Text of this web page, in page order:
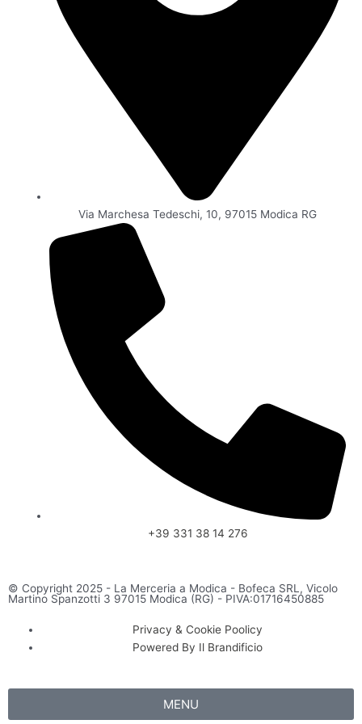
Via Marchesa Tedeschi, 10, 97015 Modica RG
+39 331 38 14 276
© Copyright 2025 - La Merceria a Modica - Bofeca SRL, Vicolo
Martino Spanzotti 3 97015 Modica (RG) - PIVA:01716450885
Privacy & Cookie Poolicy
Powered By Il Brandificio
MENU